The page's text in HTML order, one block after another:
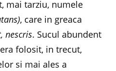
mai tarziu, numele
, care in greaca
nescris. Sucul abundent
folosit, in trecut,
si mai ales a